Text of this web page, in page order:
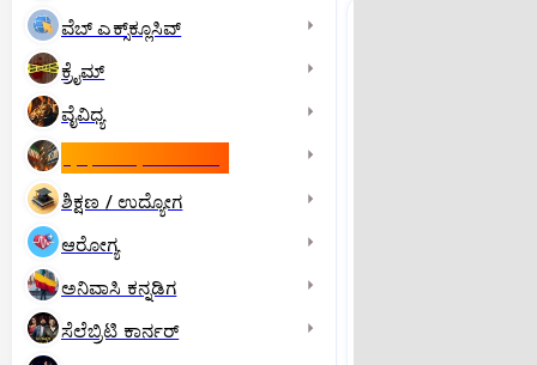
ವೆಬ್ ಎಕ್ಸ್‌ಕ್ಲೂಸಿವ್
ಕ್ರೈಮ್
ವೈವಿಧ್ಯ
ಶಿಕ್ಷಣ / ಉದ್ಯೋಗ
ಆರೋಗ್ಯ
ಅನಿವಾಸಿ ಕನ್ನಡಿಗ
ಸೆಲೆಬ್ರಿಟಿ ಕಾರ್ನರ್‌